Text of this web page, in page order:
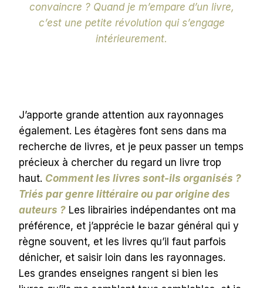
convaincre ? Quand je m’empare d’un livre,
c’est une petite révolution qui s’engage
intérieurement.
J’apporte grande attention aux rayonnages
également. Les étagères font sens dans ma
recherche de livres, et je peux passer un temps
précieux à chercher du regard un livre trop
haut. Comment les livres sont-ils organisés ?
Triés par genre littéraire ou par origine des
auteurs ? Les librairies indépendantes ont ma
préférence, et j’apprécie le bazar général qui y
règne souvent, et les livres qu’il faut parfois
dénicher, et saisir loin dans les rayonnages.
Les grandes enseignes rangent si bien les